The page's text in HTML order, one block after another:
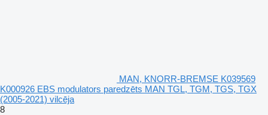
MAN, KNORR-BREMSE K039569
K000926 EBS modulators paredzēts MAN TGL, TGM, TGS, TGX
(2005-2021) vilcēja
8